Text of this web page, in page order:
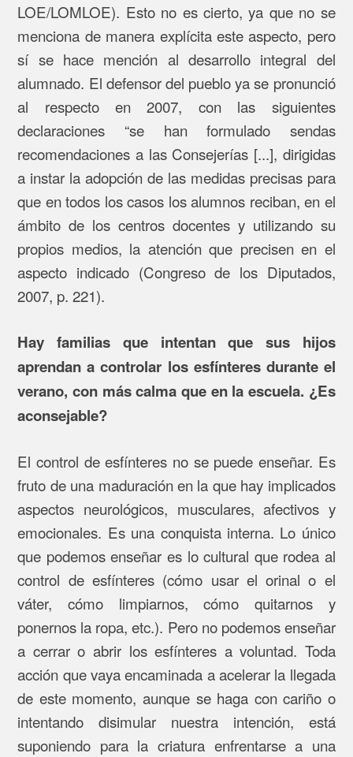
LOE/LOMLOE). Esto no es cierto, ya que no se
menciona de manera explícita este aspecto, pero
sí se hace mención al desarrollo integral del
alumnado. El defensor del pueblo ya se pronunció
al respecto en 2007, con las siguientes
declaraciones “se han formulado sendas
recomendaciones a las Consejerías [...], dirigidas
a instar la adopción de las medidas precisas para
que en todos los casos los alumnos reciban, en el
ámbito de los centros docentes y utilizando su
propios medios, la atención que precisen en el
aspecto indicado (Congreso de los Diputados,
2007, p. 221).
Hay familias que intentan que sus hijos
aprendan a controlar los esfínteres durante el
verano, con más calma que en la escuela. ¿Es
aconsejable?
El control de esfínteres no se puede enseñar. Es
fruto de una maduración en la que hay implicados
aspectos neurológicos, musculares, afectivos y
emocionales. Es una conquista interna. Lo único
que podemos enseñar es lo cultural que rodea al
control de esfínteres (cómo usar el orinal o el
váter, cómo limpiarnos, cómo quitarnos y
ponernos la ropa, etc.). Pero no podemos enseñar
a cerrar o abrir los esfínteres a voluntad. Toda
acción que vaya encaminada a acelerar la llegada
de este momento, aunque se haga con cariño o
intentando disimular nuestra intención, está
suponiendo para la criatura enfrentarse a una